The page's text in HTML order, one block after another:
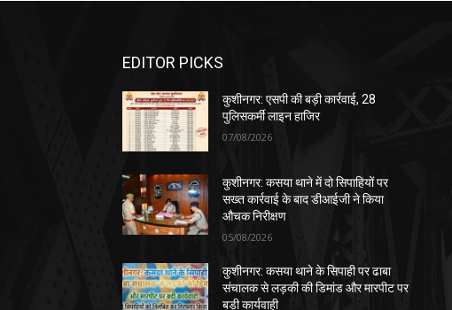
EDITOR PICKS
कुशीनगर: एसपी की बड़ी कार्रवाई, 28
पुलिसकर्मी लाइन हाजिर
07/08/2026
कुशीनगर: कसया थाने में दो सिपाहियों पर
सख्त कार्रवाई के बाद डीआईजी ने किया
औचक निरीक्षण
05/08/2026
कुशीनगर: कसया थाने के सिपाही पर ढाबा
संचालक से लड़की की डिमांड और मारपीट पर
बड़ी कार्यवाही